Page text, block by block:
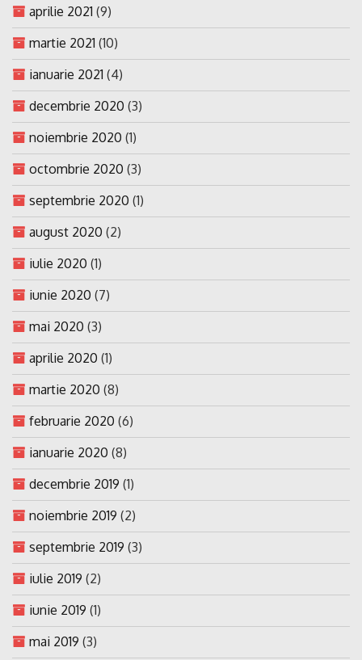
aprilie 2021 (9)
martie 2021 (10)
ianuarie 2021 (4)
decembrie 2020 (3)
noiembrie 2020 (1)
octombrie 2020 (3)
septembrie 2020 (1)
august 2020 (2)
iulie 2020 (1)
iunie 2020 (7)
mai 2020 (3)
aprilie 2020 (1)
martie 2020 (8)
februarie 2020 (6)
ianuarie 2020 (8)
decembrie 2019 (1)
noiembrie 2019 (2)
septembrie 2019 (3)
iulie 2019 (2)
iunie 2019 (1)
mai 2019 (3)